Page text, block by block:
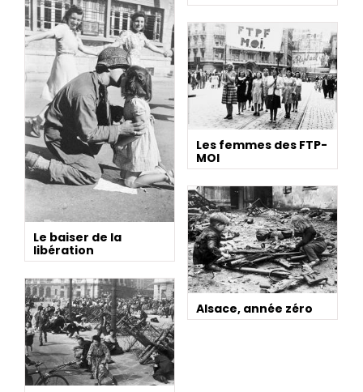
Le baiser de la
libération
Les femmes des FTP-
MOI
Alsace, année zéro